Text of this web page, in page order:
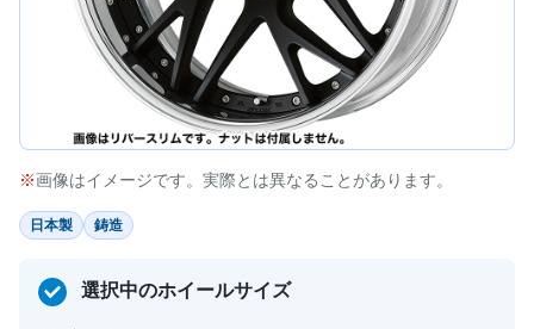
画像はイメージです。実際とは異なることがあります。
日本製 鋳造
選択中のホイールサイズ